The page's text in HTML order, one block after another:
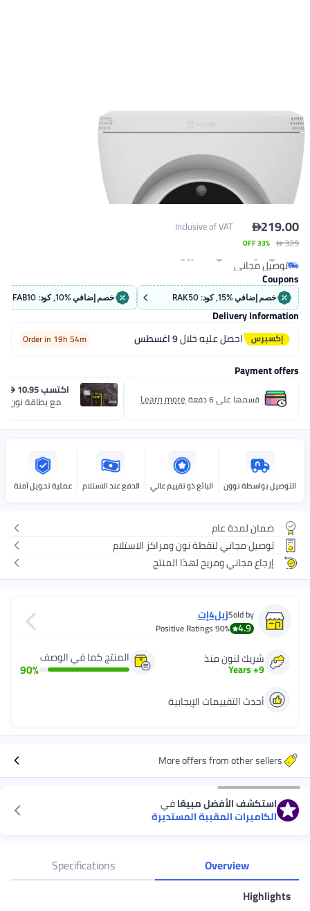

33% OFF
Inclusive of VAT
مجاني
في المخزون
مجاني
خصم إضافي %15, كود: RAK50 خصم إضافي %10, كود: FAB10
Delivery
احصل عليه خلال9 اغسطس Order in 19h 54m
Payment
قسمها على 6 دفعة Learn more
اكتسب  10.95 رصيد
مع بطاقة نون one الائتمانية.
بواسطة نوون البائع ذو تقييم عالي الدفع عند الاستلام عملية تحويل آمنة
ضمان لمدة عام
توصيل مجاني لنقطة نون ومراكز الاستلام
إرجاع مجاني ومريح لهذا المنتج
Sold by زيل4إت
4.9
90%
Positive Ratings
المنتج كما في الوصف
90%
شريك لنون منذ
+
Years
أحدث التقييمات الإيجابية
More offers from other sellers
استكشف الأفضل مبيعًافي
الكاميرات المقببة المستديرة
Overview
Specifications